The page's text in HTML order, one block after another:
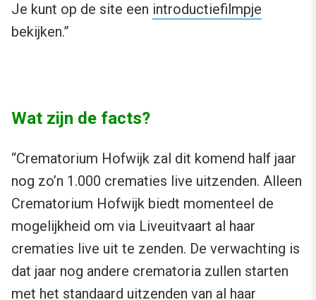
Je kunt op de site een introductiefilmpje
bekijken.”
Wat zijn de facts?
“Crematorium Hofwijk zal dit komend half jaar
nog zo’n 1.000 crematies live uitzenden. Alleen
Crematorium Hofwijk biedt momenteel de
mogelijkheid om via Liveuitvaart al haar
crematies live uit te zenden. De verwachting is
dat jaar nog andere crematoria zullen starten
met het standaard uitzenden van al haar